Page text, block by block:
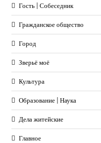
Гость | Собеседник
Гражданское общество
Город
Зверьё моё
Культура
Образование | Наука
Дела житейские
Главное